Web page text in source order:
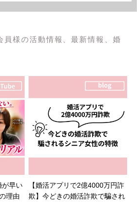
員様の活動情報、最新情報、婚
が早い
理由
【婚活アプリで2億4000万円詐
欺】今どきの婚活詐欺で騙され